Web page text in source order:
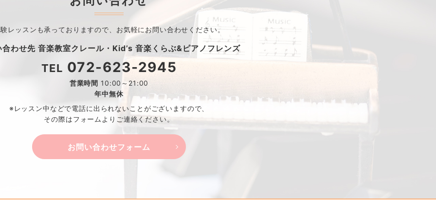
レッスンも承っておりますので、 お気軽にお問い合わせください。
合わせ先 音楽教室クレール・ Kid’s 音楽くらぶ&ピアノフレンズ
TEL 072-623-2945
営業時間 10:00～21:00
年中無休
※レッスン中などで電話に出られないことがございますので、
その際はフォームよりご連絡ください。
お問い合わせフォーム